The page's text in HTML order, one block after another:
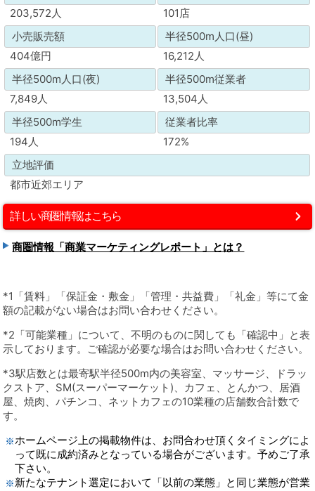
203,572人
101店
小売販売額
半径500m人口(昼)
404億円
16,212人
半径500m人口(夜)
半径500m従業者
7,849人
13,504人
半径500m学生
従業者比率
194人
172%
立地評価
都市近郊エリア
詳しい商圏情報はこちら
商圏情報「商業マーケティングレポート」とは？
*1「賃料」「保証金・敷金」「管理・共益費」「礼金」等にて金
額の記載がない場合はお問い合わせください。
*2「可能業種」について、不明のものに関しても「確認中」と表
示しております。ご確認が必要な場合はお問い合わせください。
*3駅店数とは最寄駅半径500m内の美容室、マッサージ、ドラッ
クストア、SM(スーパーマーケット)、カフェ、とんかつ、居酒
屋、焼肉、パチンコ、ネットカフェの10業種の店舗数合計数で
す。
ホームページ上の掲載物件は、お問合わせ頂くタイミングによ
って既に成約済みとなっている場合がございます。予めご了承
下さい。
新たなテナント選定において「以前の業態」と同じ業態が営業